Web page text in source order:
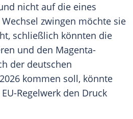
nicht auf die eines
zwingen möchte sie
schließlich könnten die
und den Magenta-
der deutschen
kommen soll, könnte
Regelwerk den Druck